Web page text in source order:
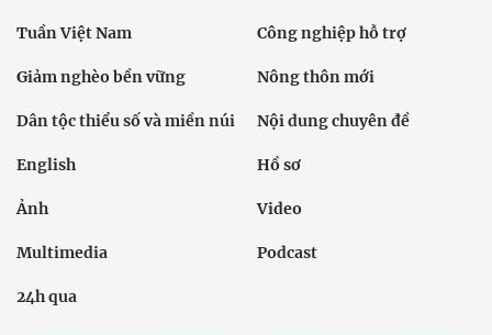
Tuần Việt Nam Công nghiệp hỗ trợ
Giảm nghèo bền vững Nông thôn mới
Dân tộc thiểu số và miền núi Nội dung chuyên đề
English Hồ sơ
Ảnh Video
Multimedia Podcast
24h qua